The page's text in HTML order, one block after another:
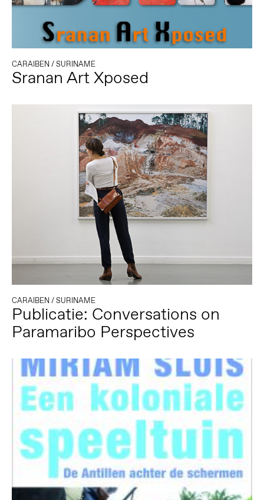
CARAIBEN/SURINAME
Sranan Art Xposed
CARAIBEN/SURINAME
Publicatie: Conversations on
Paramaribo Perspectives